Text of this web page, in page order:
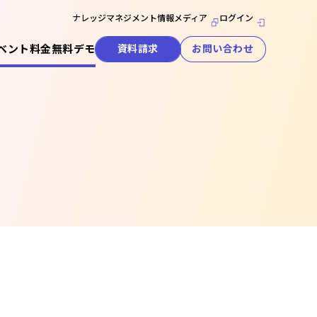
ナレッジマネジメント情報メディア ログイン
ント料金無料デモ 資料請求 お問い合わせ